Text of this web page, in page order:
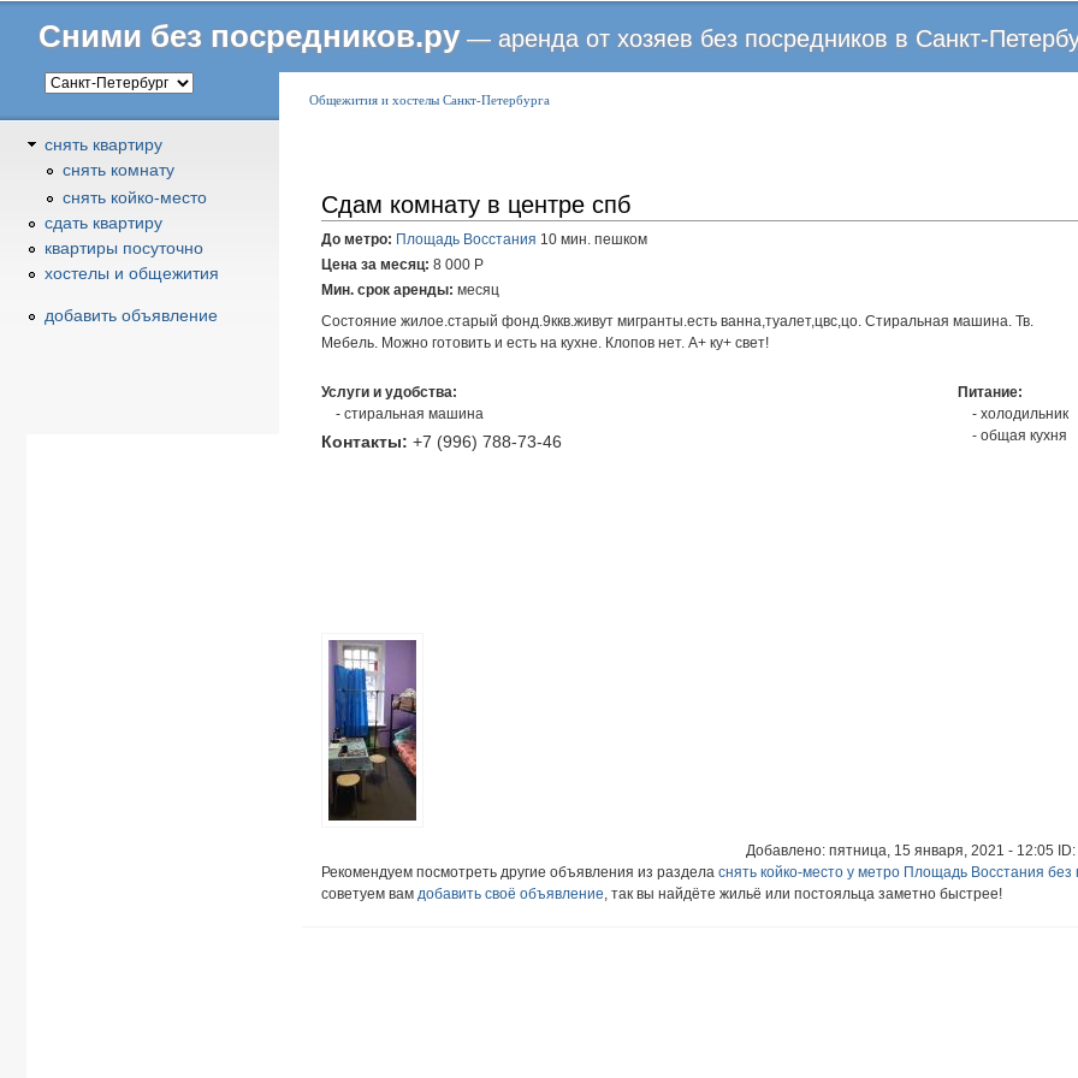
к
основному
Сними без посредников.ру — аренда от хозяев без посредников в Санкт-
В
Общежития и хостелы Санкт-Петербурга
Сдам комнату в центре спб
До метро: Площадь Восстания 10 мин. пешком
Цена за месяц: 8 000 Р
Мин. срок аренды: месяц
Состояние жилое.старый фонд.9ккв.живут мигранты.есть ванна,туалет,цвс,цо. Стиральная машина. Тв.
Мебель. Можно готовить и есть на кухне. Клопов нет. А+ ку+ свет!
Питание:
холодильник
общая кухня
Услуги и удобства:
стиральная машина
Контакты: +7 (996) 788-73-46
Добавлено: пятница, 15 января, 2021 - 12:05
Рекомендуем посмотреть другие объявления из раздела снять койко-место у метро Площадь Восстания без
советуем вам добавить своё объявление , так вы найдёте жильё или постояльца заметно быстрее!
снять квартиру
снять комнату
снять койко-место
сдать квартиру
квартиры посуточно
хостелы и общежития
добавить объявление